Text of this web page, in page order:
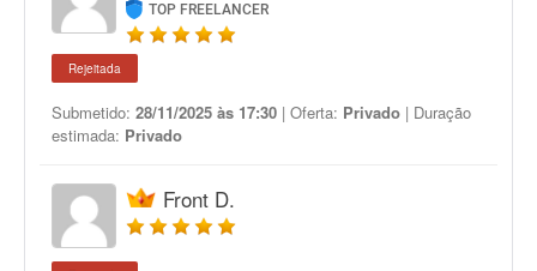
TOP FREELANCER
Rejeitada
Submetido: 28/11/2025 às 17:30 | Oferta: Privado | Duração
estimada: Privado
Front D.